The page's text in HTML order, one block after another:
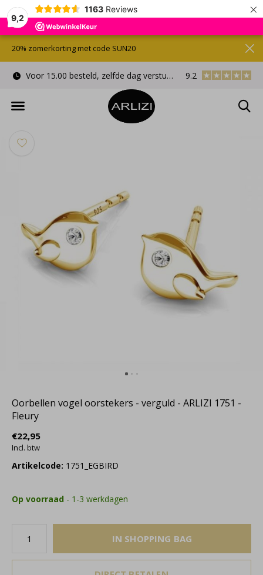
9,2
1163 Reviews ×
Voor 15.00 besteld, zelfde dag verstuurd Gratis
9.2
20% zomerkorting met code SUN20
Oorbellen vogel oorstekers - verguld - ARLIZI 1751 -
Fleury
€22,95
Incl. btw
Artikelcode: 1751_EGBIRD
Op voorraad - 1-3 werkdagen
IN SHOPPING BAG